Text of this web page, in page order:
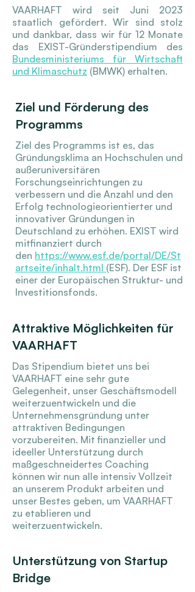
VAARHAFT wird seit Juni 2023
staatlich gefördert. Wir sind stolz
und dankbar, dass wir für 12 Monate
das EXIST-Gründerstipendium des
Bundesministeriums für Wirtschaft
und Klimaschutz (BMWK) erhalten.
Ziel und Förderung des
Programms
Ziel des Programms ist es, das
Gründungsklima an Hochschulen und
außeruniversitären
Forschungseinrichtungen zu
verbessern und die Anzahl und den
Erfolg technologieorientierter und
innovativer Gründungen in
Deutschland zu erhöhen. EXIST wird
mitfinanziert durch
den https://www.esf.de/portal/DE/St
artseite/inhalt.html (ESF). Der ESF ist
einer der Europäischen Struktur- und
Investitionsfonds.
Attraktive Möglichkeiten für
VAARHAFT
Das Stipendium bietet uns bei
VAARHAFT eine sehr gute
Gelegenheit, unser Geschäftsmodell
weiterzuentwickeln und die
Unternehmensgründung unter
attraktiven Bedingungen
vorzubereiten. Mit finanzieller und
ideeller Unterstützung durch
maßgeschneidertes Coaching
können wir nun alle intensiv Vollzeit
an unserem Produkt arbeiten und
unser Bestes geben, um VAARHAFT
zu etablieren und
weiterzuentwickeln.
Unterstützung von Startup
Bridge